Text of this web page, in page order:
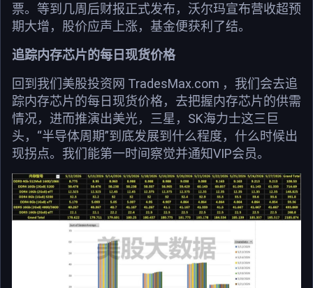
票。等到几周后财报正式发布，沃尔玛宣布营收超预
期大增，股价应声上涨，基金便获利了结。
追踪内存芯片的每日现货价格
回到我们美股投资网 TradesMax.com ，我们会去追
踪内存芯片的每日现货价格，去把握内存芯片的供需
情况，进而推演出美光，三星，SK海力士这三巨
头，“半导体周期”到底发展到什么程度，什么时候出
现拐点。我们能第一时间察觉并通知VIP会员。